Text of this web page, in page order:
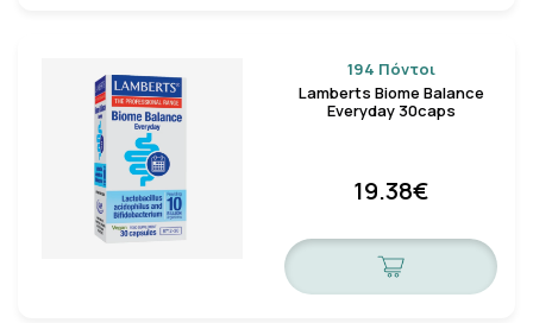
194 Πόντοι
Lamberts Biome Balance
Everyday 30caps
19.38€